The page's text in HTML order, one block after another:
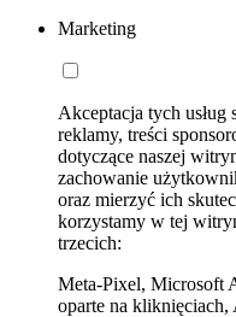
Marketing
Akceptacja tych
reklamy, treści
dotyczące naszej
zachowanie
oraz mierzyć ich
korzystamy w tej
trzecich:
Meta-Pixel, Microsoft
oparte na kliknięciach,